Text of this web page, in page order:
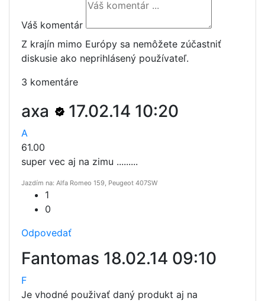
Váš komentár
Z krajín mimo Európy sa nemôžete zúčastniť
diskusie ako neprihlásený používateľ.
3 komentáre
axa 17.02.14 10:20
A
61.00
super vec aj na zimu .........
Jazdím na: Alfa Romeo 159, Peugeot 407SW
1
0
Odpovedať
Fantomas 18.02.14 09:10
F
Je vhodné použivať daný produkt aj na